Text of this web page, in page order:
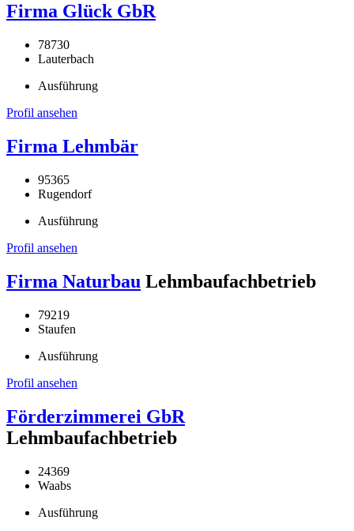
Firma Glück GbR
78730
Lauterbach
Ausführung
Profil ansehen
Firma Lehmbär
95365
Rugendorf
Ausführung
Profil ansehen
Firma Naturbau Lehmbaufachbetrieb
79219
Staufen
Ausführung
Profil ansehen
Förderzimmerei GbR
Lehmbaufachbetrieb
24369
Waabs
Ausführung